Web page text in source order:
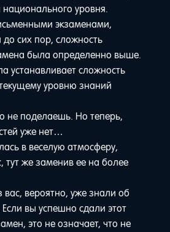
национального уровня.
экзаменами,
сих пор, сложность
была определенно выше.
устанавливает сложность
уровню знаний
не поделаешь. Но теперь,
уже нет…
в веселую атмосферу,
же заменив ее на более
вероятно, уже знали об
вы успешно сдали этот
это не означает, что не